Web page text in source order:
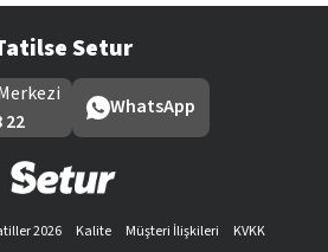
Setur
22
WhatsApp
2026 Kalite Müşteri İlişkileri
KVKK